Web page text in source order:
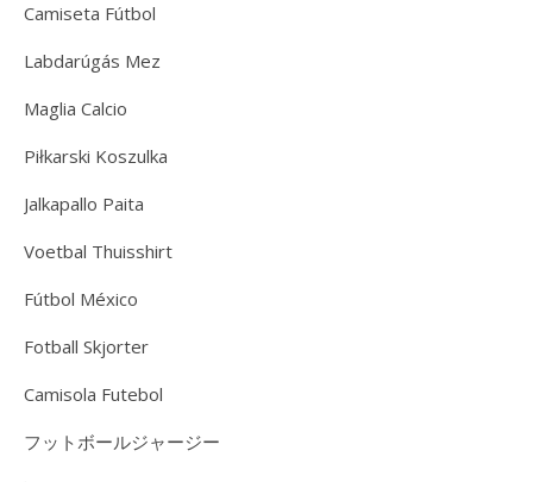
Camiseta Fútbol
Labdarúgás Mez
Maglia Calcio
Piłkarski Koszulka
Jalkapallo Paita
Voetbal Thuisshirt
Fútbol México
Fotball Skjorter
Camisola Futebol
フットボールジャージー